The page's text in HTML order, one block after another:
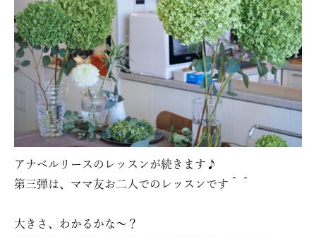
アナベルリースのレッスンが続きます♪
第三弾は、ママ友お二人でのレッスンです＾＾
大きさ、わかるかな〜？